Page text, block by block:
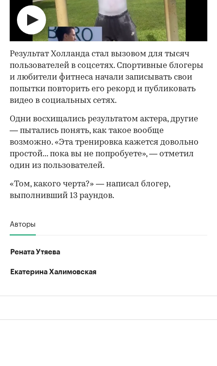
Результат Холланда стал вызовом для тысяч
пользователей в соцсетях. Спортивные блогеры
и любители фитнеса начали записывать свои
попытки повторить его рекорд и публиковать
видео в социальных сетях.
Одни восхищались результатом актера, другие
— пытались понять, как такое вообще
возможно. «Эта тренировка кажется довольно
простой... пока вы не попробуете», — отметил
один из пользователей.
«Том, какого черта?» — написал блогер,
выполнивший 13 раундов.
Авторы
Рената Утяева
Екатерина Халимовская